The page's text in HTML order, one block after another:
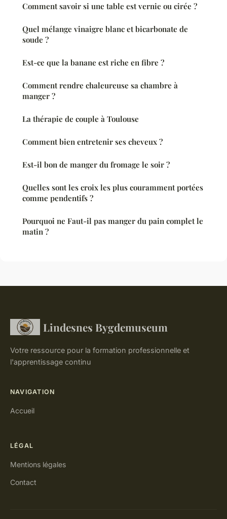
Comment savoir si une table est vernie ou cirée ?
Quel mélange vinaigre blanc et bicarbonate de
soude ?
Est-ce que la banane est riche en fibre ?
Comment rendre chaleureuse sa chambre à
manger ?
La thérapie de couple à Toulouse
Comment bien entretenir ses cheveux ?
Est-il bon de manger du fromage le soir ?
Quelles sont les croix les plus couramment portées
comme pendentifs ?
Pourquoi ne Faut-il pas manger du pain complet le
matin ?
Lindesnes Bygdemuseum
Votre ressource pour la formation professionnelle et
l'apprentissage continu
NAVIGATION
Accueil
LÉGAL
Mentions légales
Contact